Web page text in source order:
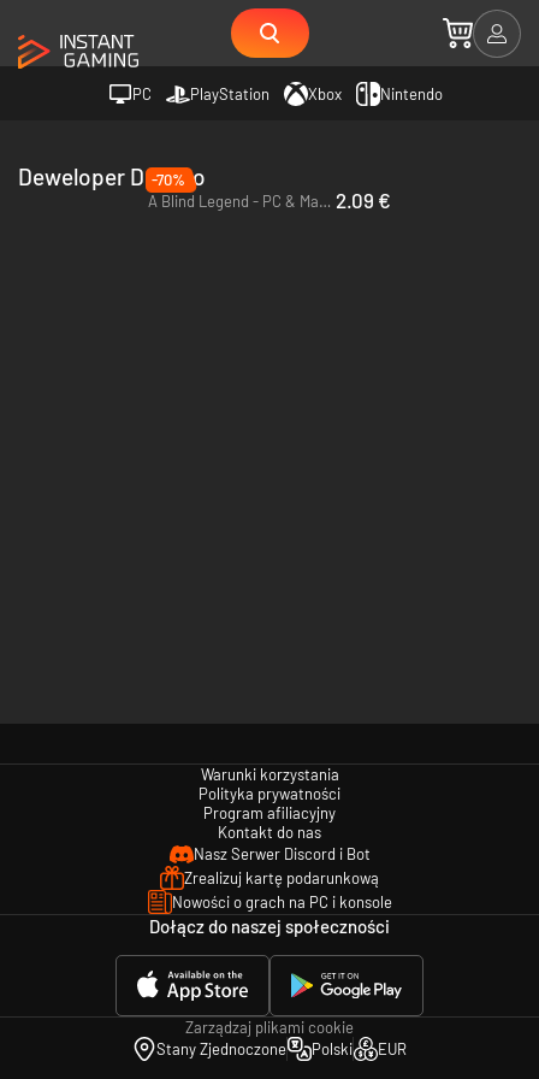
PC PlayStation Xbox Nintendo
Deweloper Dowino
-70%
A Blind Legend - PC & Mac (Steam) 2.09 €
Warunki korzystania
Polityka prywatności
Program afiliacyjny
Kontakt do nas
Nasz Serwer Discord i Bot
Zrealizuj kartę podarunkową
Nowości o grach na PC i konsole
Dołącz do naszej społeczności
Zarządzaj plikami cookie
Stany Zjednoczone
Polski EUR